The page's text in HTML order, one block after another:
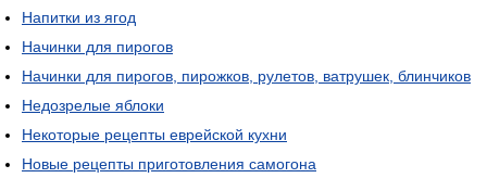
Напитки из ягод
Начинки для пирогов
Начинки для пирогов, пирожков, рулетов, ватрушек, блинчиков
Недозрелые яблоки
Некоторые рецепты еврейской кухни
Новые рецепты приготовления самогона